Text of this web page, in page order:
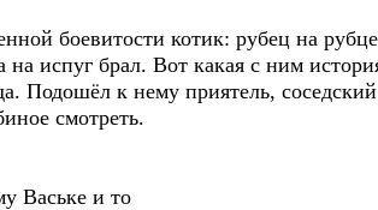
боевитости котик: рубец на
на испуг брал. Вот какая с ним
Подошёл к нему приятель,
смотреть.
Ваське и то